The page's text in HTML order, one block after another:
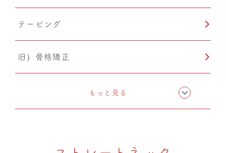
テーピング
旧）骨格矯正
CMC筋膜ストレッチ（リリース）
もっと見る